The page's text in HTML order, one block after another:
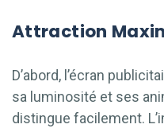
Attraction
D’abord, l’écran
sa luminosité et ses
distingue facilement.